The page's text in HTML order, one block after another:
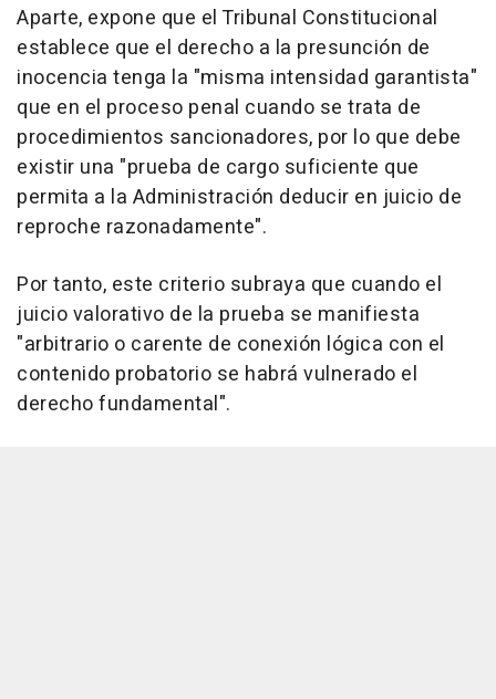
Aparte, expone que el Tribunal Constitucional
establece que el derecho a la presunción de
inocencia tenga la "misma intensidad garantista"
que en el proceso penal cuando se trata de
procedimientos sancionadores, por lo que debe
existir una "prueba de cargo suficiente que
permita a la Administración deducir en juicio de
reproche razonadamente".
Por tanto, este criterio subraya que cuando el
juicio valorativo de la prueba se manifiesta
"arbitrario o carente de conexión lógica con el
contenido probatorio se habrá vulnerado el
derecho fundamental".